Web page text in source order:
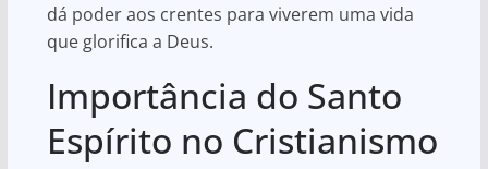
dá poder aos crentes para viverem uma vida
que glorifica a Deus.
Importância do Santo
Espírito no Cristianismo